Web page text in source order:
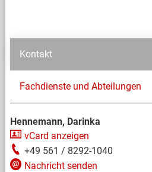
Kontakt
Fachdienste und Abteilungen
Hennemann, Darinka
vCard anzeigen
+49 561 / 8292-1040
Nachricht senden